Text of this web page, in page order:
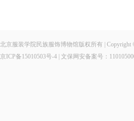
北京服装学院民族服饰博物馆版权所有 | Copyright
京ICP备15010503号-4 | 文保网安备案号：